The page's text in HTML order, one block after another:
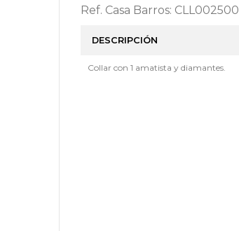
Ref. Casa Barros: CLL002500
DESCRIPCIÓN
Collar con 1 amatista y diamantes.